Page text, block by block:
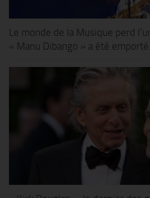
Le monde de la Musique perd
« Manu Dibango » a été emporté